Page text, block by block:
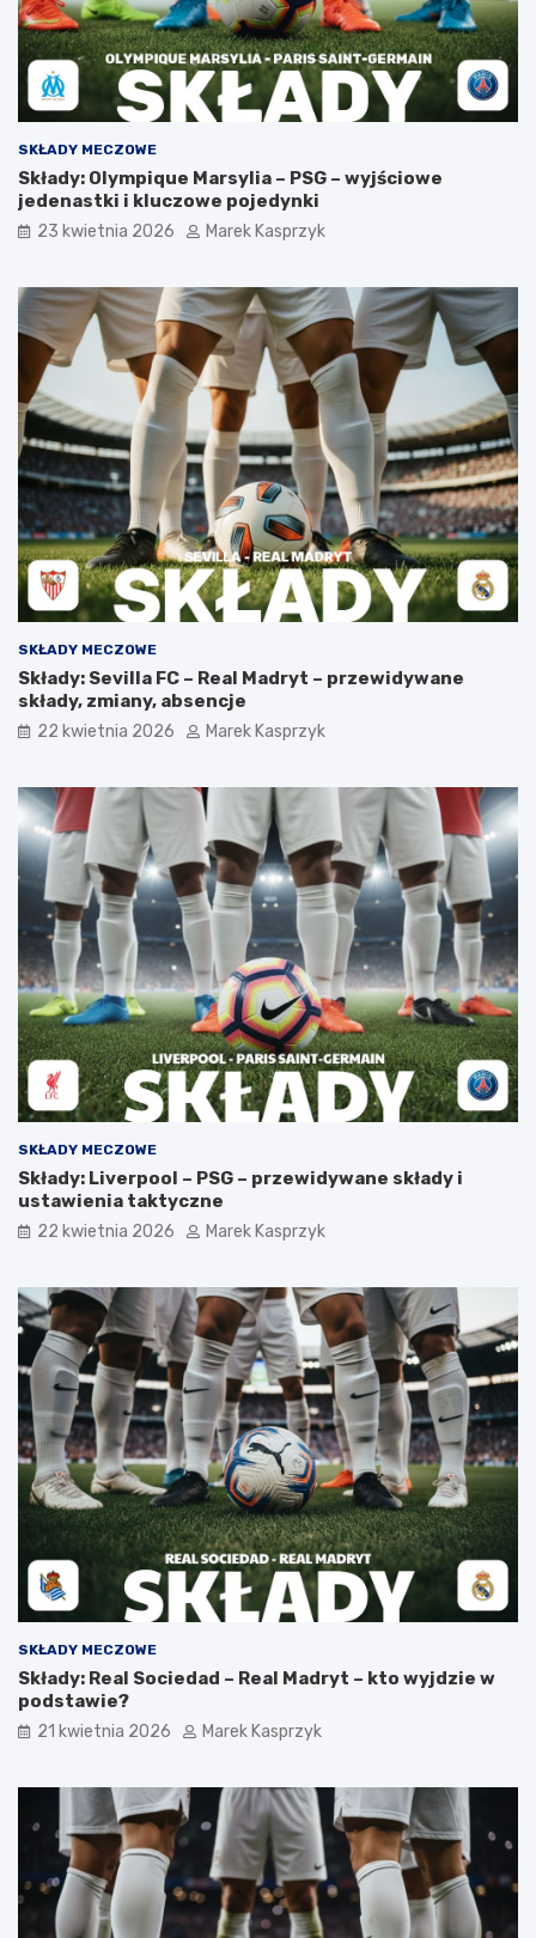
SKŁADY MECZOWE
Składy: Olympique Marsylia – PSG – wyjściowe
jedenastki i kluczowe pojedynki
23 kwietnia 2026 Marek Kasprzyk
SKŁADY MECZOWE
Składy: Sevilla FC – Real Madryt – przewidywane
składy, zmiany, absencje
22 kwietnia 2026 Marek Kasprzyk
SKŁADY MECZOWE
Składy: Liverpool – PSG – przewidywane składy i
ustawienia taktyczne
22 kwietnia 2026 Marek Kasprzyk
SKŁADY MECZOWE
Składy: Real Sociedad – Real Madryt – kto wyjdzie w
podstawie?
21 kwietnia 2026 Marek Kasprzyk